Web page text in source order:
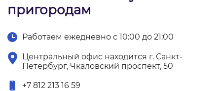
пригородам
Работаем ежедневно с 10:00 до 21:00
Центральный офис находится г. Санкт-
Петербург, Чкаловский проспект, 50
+7 812 213 16 59